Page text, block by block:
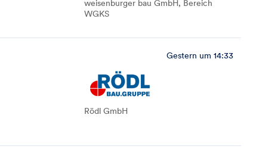
weisenburger bau GmbH, Bereich
WGKS
Gestern um 14:33
Rödl GmbH